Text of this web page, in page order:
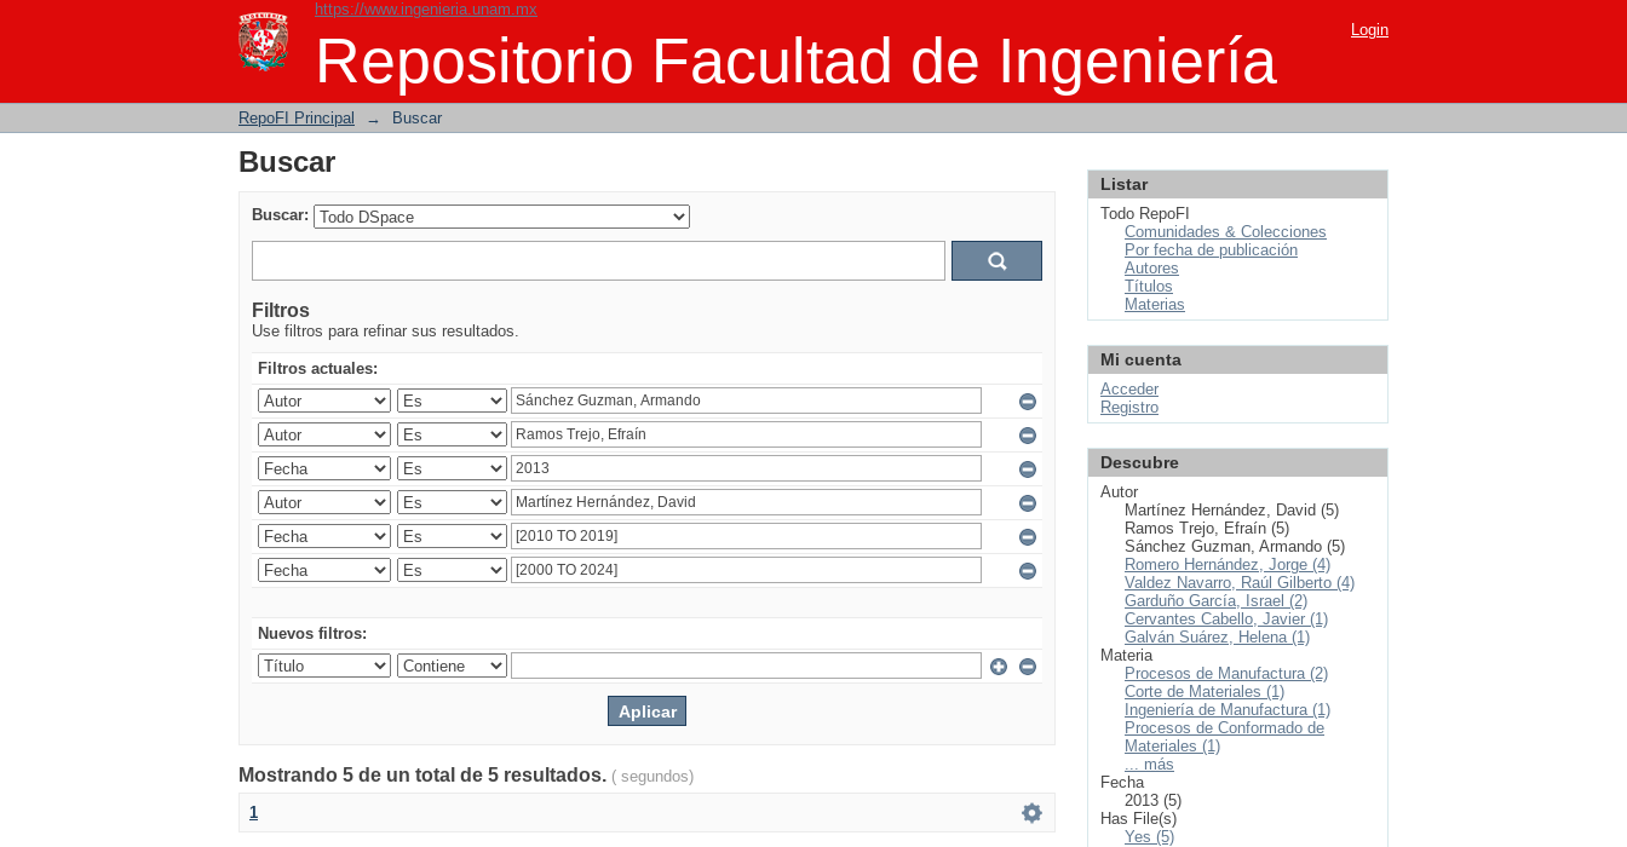
https://www.ingenieria.unam.mx
Repositorio Facultad de Ingeniería
Buscar Login
RepoFI Principal → Buscar
Buscar
Buscar:
Filtros
Use filtros para refinar sus resultados.
Filtros actuales:
Nuevos filtros:
Mostrando 5 de un total de 5 resultados. ( segundos)
1
Listar
Todo RepoFI
Comunidades & Colecciones
Por fecha de publicación
Autores
Títulos
Materias
Mi cuenta
Acceder
Registro
Descubre
Autor
Martínez Hernández, David (5)
Ramos Trejo, Efraín (5)
Sánchez Guzman, Armando (5)
Romero Hernández, Jorge (4)
Valdez Navarro, Raúl Gilberto (4)
Garduño García, Israel (2)
Cervantes Cabello, Javier (1)
Galván Suárez, Helena (1)
Materia
Procesos de Manufactura (2)
Corte de Materiales (1)
Ingeniería de Manufactura (1)
Procesos de Conformado de
Materiales (1)
... más
Fecha
2013 (5)
Has File(s)
Yes (5)